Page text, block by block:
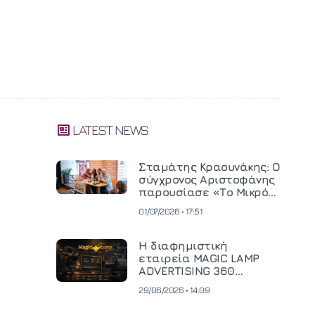
LATEST NEWS
Σταμάτης Κραουνάκης: Ο
σύγχρονος Αριστοφάνης
παρουσίασε «Το Μικρό
01/07/2026 • 17:51
Η διαφημιστική
εταιρεία MAGIC LAMP
ADVERTISING 360
κινηματογραφική
29/06/2026 • 14:09